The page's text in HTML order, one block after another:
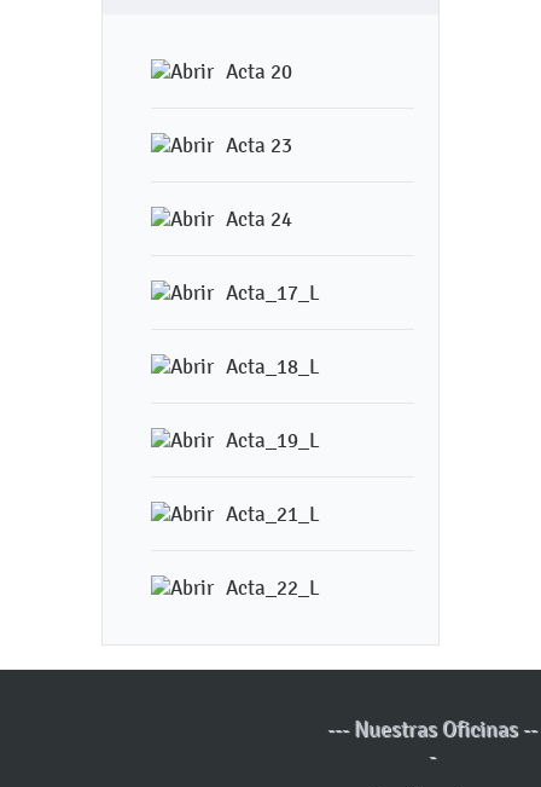
Acta 20
Acta 23
Acta 24
Acta_17_L
Acta_18_L
Acta_19_L
Acta_21_L
Acta_22_L
--- Nuestras Oficinas --
-